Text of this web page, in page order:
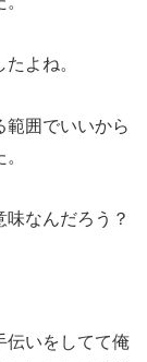
よね。
範囲でいいから
なんだろう？
伝いをしてて俺